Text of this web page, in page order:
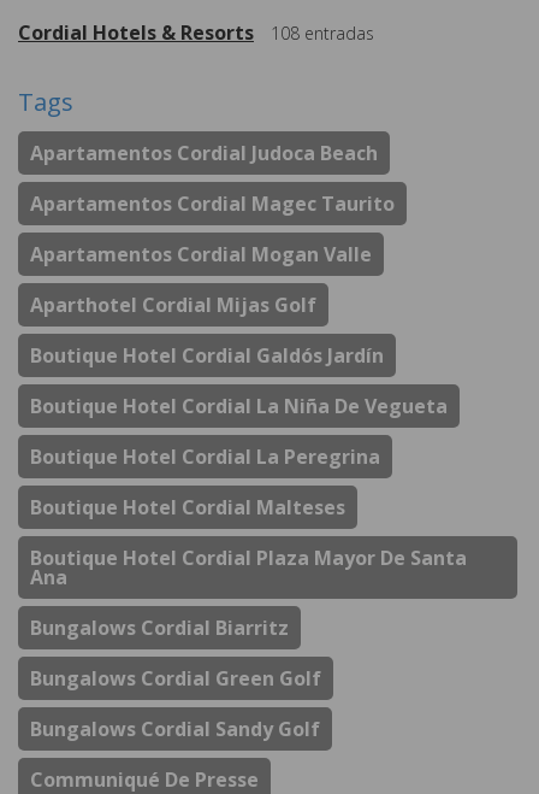
Cordial Hotels & Resorts 108 entradas
Tags
Apartamentos Cordial Judoca Beach
Apartamentos Cordial Magec Taurito
Apartamentos Cordial Mogan Valle
Aparthotel Cordial Mijas Golf
Boutique Hotel Cordial Galdós Jardín
Boutique Hotel Cordial La Niña De Vegueta
Boutique Hotel Cordial La Peregrina
Boutique Hotel Cordial Malteses
Boutique Hotel Cordial Plaza Mayor De Santa
Ana
Bungalows Cordial Biarritz
Bungalows Cordial Green Golf
Bungalows Cordial Sandy Golf
Communiqué De Presse